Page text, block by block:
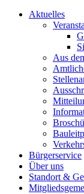
Aktuelles
Aus
Bürgerservice
Über uns
Standort &